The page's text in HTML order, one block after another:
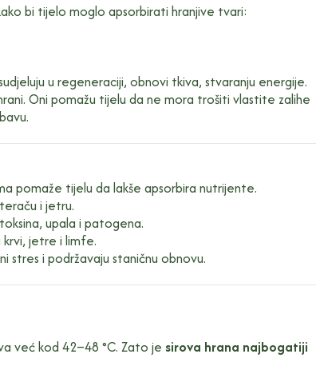
bi tijelo moglo apsorbirati hranjive tvari:
u regeneraciji, obnovi tkiva, stvaranju energije.
Oni pomažu tijelu da ne mora trošiti vlastite zalihe
pomaže tijelu da lakše apsorbira nutrijente.
i jetru.
upala i patogena.
krvi, jetre i limfe.
stres i podržavaju staničnu obnovu.
već kod 42–48 °C. Zato je sirova hrana najbogatiji